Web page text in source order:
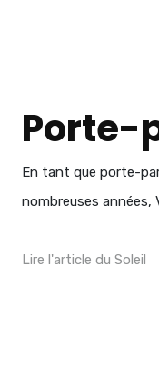
Porte-
En tant que porte-
nombreuses années,
Lire l'article du Soleil